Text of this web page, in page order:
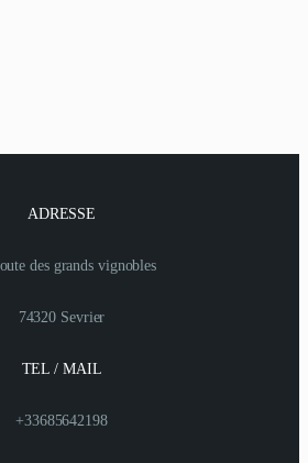
ADRESSE
des grands vignobles
74320 Sevrier
TEL / MAIL
+33685642198